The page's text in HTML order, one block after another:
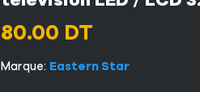
80.00 DT
Marque: Eastern Star